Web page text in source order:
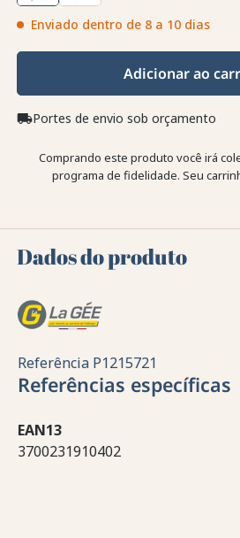
Enviado dentro de 8 a 10 dias
Adicionar ao
local_shippingPortes de envio sob orçamento
Comprando este produto você irá
programa de fidelidade. Seu
Dados do produto
Referência P1215721
Referências específicas
EAN13
3700231910402